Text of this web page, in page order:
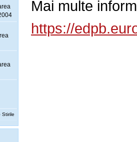
Stirile
Mai multe
https://